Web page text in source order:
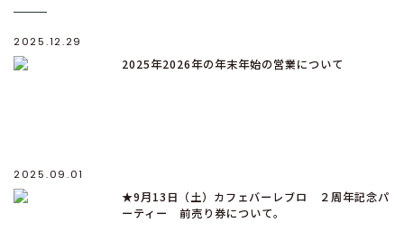
2025.12.29
2025年2026年の年末年始の営業について
2025.09.01
★9月13日（土）カフェバーレブロ ２周年記念パ
ーティー 前売り券について。